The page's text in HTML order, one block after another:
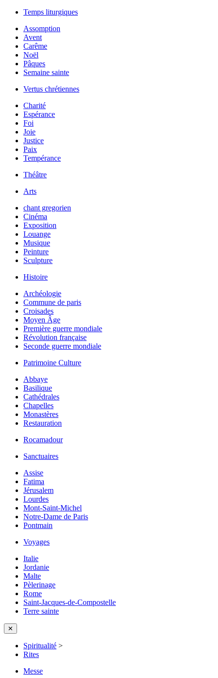
Temps liturgiques
Assomption
Avent
Carême
Noël
Pâques
Semaine sainte
Vertus chrétiennes
Charité
Espérance
Foi
Joie
Justice
Paix
Tempérance
Théâtre
Arts
chant gregorien
Cinéma
Exposition
Louange
Musique
Peinture
Sculpture
Histoire
Archéologie
Commune de paris
Croisades
Moyen Âge
Première guerre mondiale
Révolution française
Seconde guerre mondiale
Patrimoine Culture
Abbaye
Basilique
Cathédrales
Chapelles
Monastères
Restauration
Rocamadour
Sanctuaires
Assise
Fatima
Jérusalem
Lourdes
Mont-Saint-Michel
Notre-Dame de Paris
Pontmain
Voyages
Italie
Jordanie
Malte
Pèlerinage
Rome
Saint-Jacques-de-Compostelle
Terre sainte
✕
Spiritualité >
Rites
Messe